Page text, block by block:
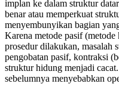
implan ke dalam struktur
benar atau memperkuat
menyembunyikan bagian
Karena metode pasif
prosedur dilakukan, masalah
pengobatan pasif, kontraksi
struktur hidung menjadi
sebelumnya menyebabkan